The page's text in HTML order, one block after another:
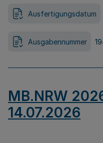
Ausfertigungsdatum
Ausgabennummer
MB.NRW
14.07.2026